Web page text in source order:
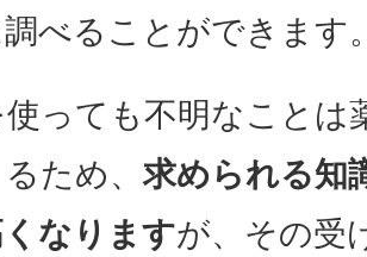
調べることができます
っても不明なことは
ため、求められる知
なりますが、その受